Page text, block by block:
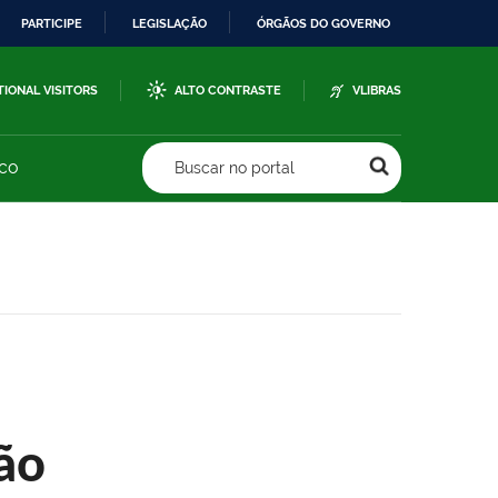
PARTICIPE LEGISLAÇÃO ÓRGÃOS DO GOVERNO
VISITORS ALTO CONTRASTE VLIBRAS
Buscar no portal